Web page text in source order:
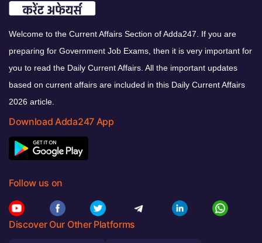
Welcome to the Current Affairs Section of Adda247. If you are
preparing for Government Job Exams, then it is very important for
you to read the Daily Current Affairs. All the important updates
based on current affairs are included in this Daily Current Affairs
2026 article.
Download Adda247 App
Follow us on
Discover Our Other Platforms